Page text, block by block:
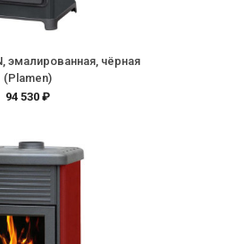
эмалированная, чёрная
(Plamen)
94 530 ₽